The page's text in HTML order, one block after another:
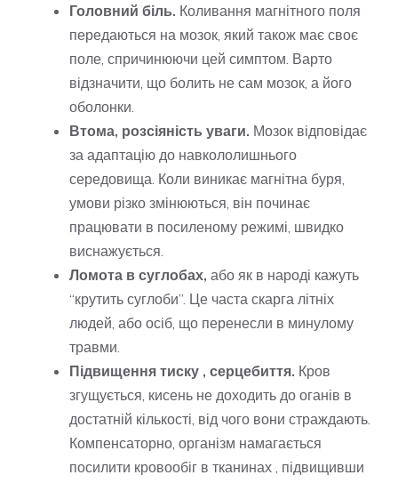
Головний біль. Коливання магнітного поля
передаються на мозок, який також має своє
поле, спричинюючи цей симптом. Варто
відзначити, що болить не сам мозок, а його
оболонки.
Втома, розсіяність уваги. Мозок відповідає
за адаптацію до навкололишнього
середовища. Коли виникає магнітна буря,
умови різко змінюються, він починає
працювати в посиленому режимі, швидко
виснажується.
Ломота в суглобах, або як в народі кажуть
“крутить суглоби”. Це часта скарга літніх
людей, або осіб, що перенесли в минулому
травми.
Підвищення тиску , серцебиття. Кров
згущується, кисень не доходить до оганів в
достатній кількості, від чого вони страждають.
Компенсаторно, організм намагається
посилити кровообіг в тканинах , підвищивши